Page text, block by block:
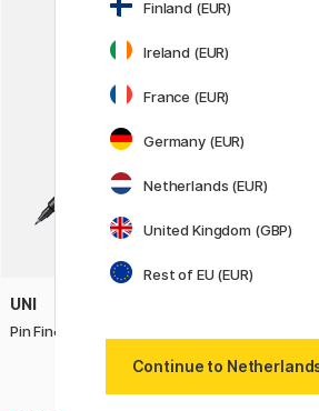
4
UNI
Pin Fine Line Brush Pen
2.72 €
3.40 €
Finland (EUR)
Ireland (EUR)
France (EUR)
Germany (EUR)
Netherlands (EUR)
United Kingdom (GBP)
Rest of EU (EUR)
Continue to Netherlands